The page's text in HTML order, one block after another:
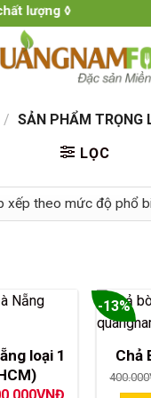
lượng ◊
/ SẢN PHẨM TRỌNG
LỌC
loại 1
Giá
-13%
Chả
400.000